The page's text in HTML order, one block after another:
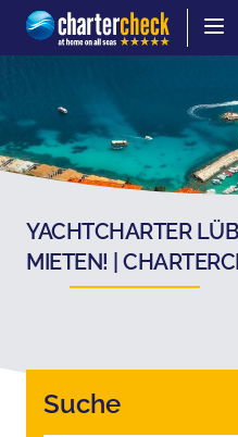
Chartercheck
YACHTCHARTER
MIETEN! |
Suche